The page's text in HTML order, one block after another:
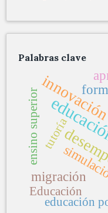
Palabras clave
migración
ensino superior
educación
Educación
tutoría